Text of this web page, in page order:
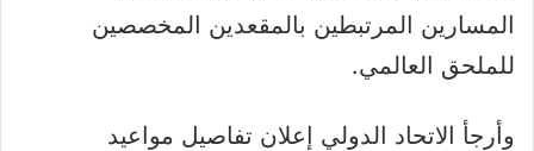
المسارين المرتبطين بالمقعدين المخصصين
للملحق العالمي.
وأرجأ الاتحاد الدولي إعلان تفاصيل مواعيد